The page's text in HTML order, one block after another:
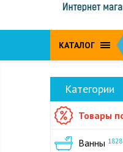
КАТАЛОГ
Категории
Товары
Ванны 1828